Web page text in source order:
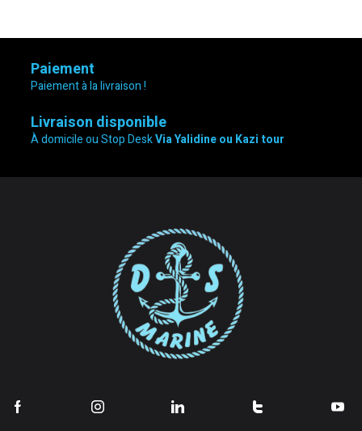
Paiement
Paiement à la livraison !
Livraison disponible
À domicile ou Stop DeskVia Yalidine ou Kazi tour